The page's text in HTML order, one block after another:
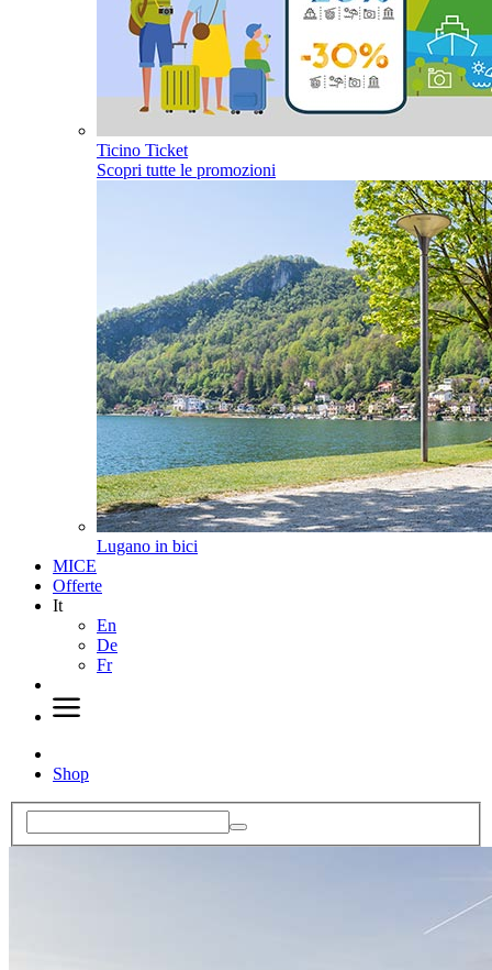
Ticino Ticket
Scopri tutte le promozioni
Lugano in bici
MICE
Offerte
It
En
De
Fr
Shop